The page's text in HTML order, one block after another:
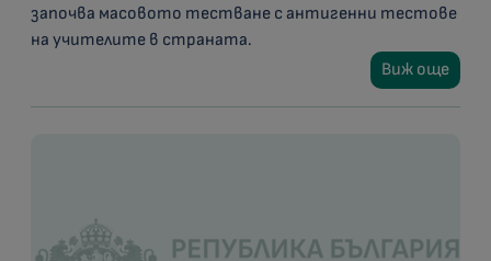
започва масовото тестване с антигенни тестове
на учителите в страната.
Виж още